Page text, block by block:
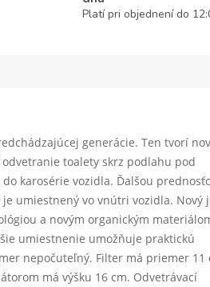
Platí pri objednení do
generácie. Ten tvorí
toalety skrz podlahu pod
karosérie vozidla. Ďalšou
umiestnený vo vnútri vozidla. Nový
a novým organickým
umiestnenie umožňuje praktickú
nepočuteľný. Filter má priemer 11
má výšku 16 cm. Odvetrávací